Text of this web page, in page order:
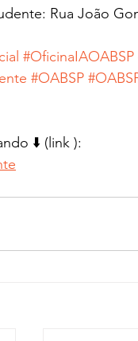
Rua João
#OficinaIAOABSP
#OABSP
⬇️ (link ):